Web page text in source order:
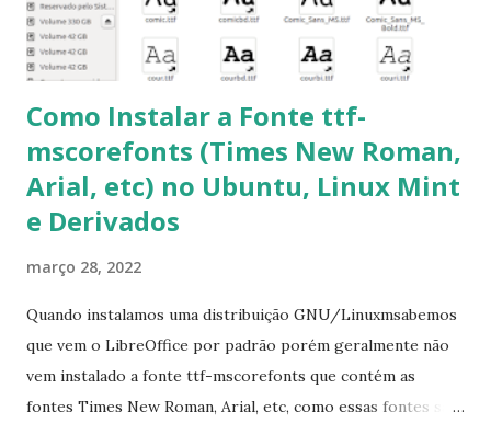
6- Se o comando sudo apt-get -f install nã...
Como Instalar a Fonte ttf-
mscorefonts (Times New Roman,
Arial, etc) no Ubuntu, Linux Mint
e Derivados
março 28, 2022
Quando instalamos uma distribuição GNU/Linuxmsabemos
que vem o LibreOffice por padrão porém geralmente não
vem instalado a fonte ttf-mscorefonts que contém as
fontes Times New Roman, Arial, etc, como essas fontes são